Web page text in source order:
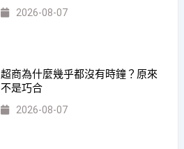
2026-08-07
超商為什麼幾乎都沒有時鐘？原來
不是巧合
2026-08-07